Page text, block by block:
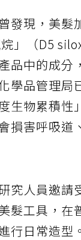
發現，美髮
」（D5
品中的成分
學品管理局
生物累積性
損害呼吸道
究人員邀請
髮工具，在
行日常造型